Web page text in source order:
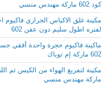
كود 602 ماركة مهندس منسي
مكينة غلق الاكياس الحراري فاكيوم
لفتره اطول سليم دون عفن 602
ماكينة فاكيوم حجرة واحدة أفقي
602 ماركة إم توباك
ماركة مهندس منسي